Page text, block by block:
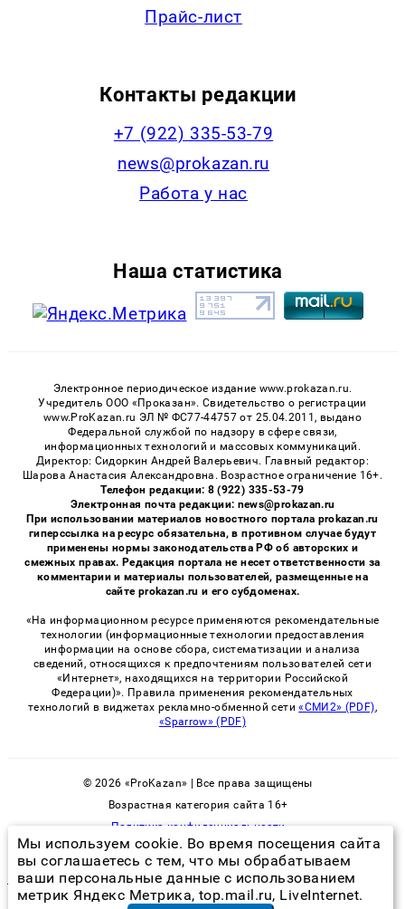
Прайс-лист
Контакты редакции
+7 (922) 335-53-79
news@prokazan.ru
Работа у нас
Наша статистика
Электронное периодическое издание www.prokazan.ru.
Учредитель ООО «Проказан». Cвидетельство о регистрации
www.ProKazan.ru ЭЛ № ФС77-44757 от 25.04.2011, выдано
Федеральной службой по надзору в сфере связи,
информационных технологий и массовых коммуникаций.
Директор: Сидоркин Андрей Валерьевич. Главный редактор:
Шарова Анастасия Александровна. Возрастное ограничение 16+.
Телефон редакции: 8 (922) 335-53-79
Электронная почта редакции: news@prokazan.ru
При использовании материалов новостного портала prokazan.ru
гиперссылка на ресурс обязательна, в противном случае будут
применены нормы законодательства РФ об авторских и
смежных правах. Редакция портала не несет ответственности за
комментарии и материалы пользователей, размещенные на
сайте prokazan.ru и его субдоменах.
«На информационном ресурсе применяются рекомендательные
технологии (информационные технологии предоставления
информации на основе сбора, систематизации и анализа
сведений, относящихся к предпочтениям пользователей сети
«Интернет», находящихся на территории Российской
Федерации)». Правила применения рекомендательных
технологий в виджетах рекламно-обменной сети«СМИ2» (PDF),
«Sparrow» (PDF)
© 2026 «ProKazan» | Все права защищены
Возрастная категория сайта 16+
Политика конфиденциальности
народные средства от насекомых в квартире
Мы используем cookie. Во время посещения сайта
вы соглашаетесь с тем, что мы обрабатываем
ваши персональные данные с использованием
метрик Яндекс Метрика, top.mail.ru, LiveInternet.